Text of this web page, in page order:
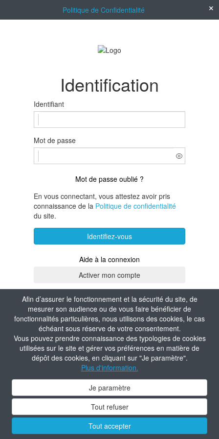
Afin d’assurer le fonctionnement et la sécurité du site, de
mesurer son audience ou de vous faire bénéficier de
fonctionnalités particulières, nous utilisons des cookies, le cas
échéant sous réserve de votre consentement.
Vous pouvez prendre connaissance des typologies de cookies
utilisées sur le site et gérer vos préférences en matière de
dépôt des cookies, en cliquant sur "Je paramètre".
Plus d'information.
Je paramètre
Tout refuser
Tout accepter
Politique de Confidentialité
Identification
Identifiant
Mot de passe
Mot de passe oublié ?
En vous connectant, vous attestez avoir pris
connaissance de la Politique de confidentialité
du site.
Identifiez-vous
Aide à la connexion